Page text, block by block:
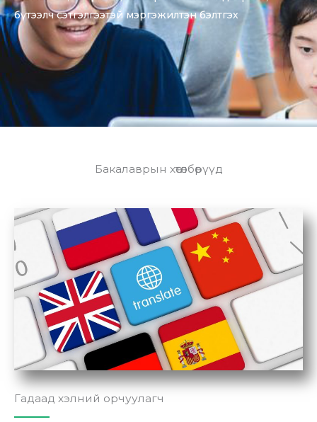
бүтээлч сэтгэлгээтэй мэргэжилтэн бэлтгэх
Бакалаврын хөтөлбөрүүд
Гадаад хэлний орчуулагч